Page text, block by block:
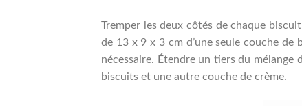
Tremper les deux côtés de chaque
de 13 x 9 x 3 cm d’une seule couche
nécessaire. Étendre un tiers du mélange
biscuits et une autre couche de crème.